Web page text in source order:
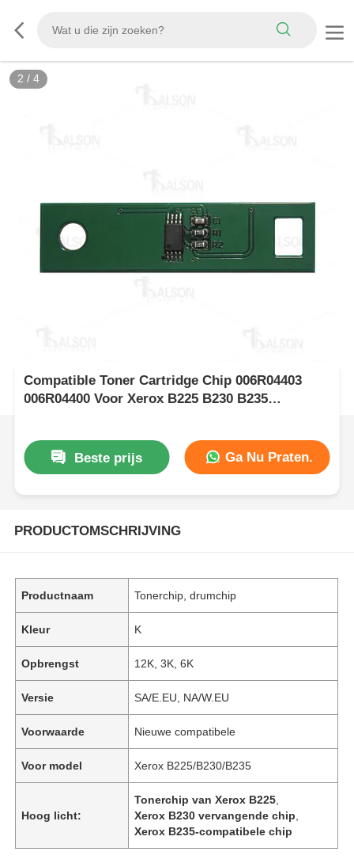
2 / 4
Compatible Toner Cartridge Chip 006R04403
006R04400 Voor Xerox B225 B230 B235
Beste prijs Ga Nu Praten.
PRODUCTOMSCHRIJVING
Productnaam Tonerchip, drumchip
Kleur K
Opbrengst 12K, 3K, 6K
Versie SA/E.EU, NA/W.EU
Voorwaarde Nieuwe compatibele
Voor model Xerox B225/B230/B235
Hoog licht:
Tonerchip van Xerox B225
Xerox B230 vervangende chip
Xerox B235-compatibele chip